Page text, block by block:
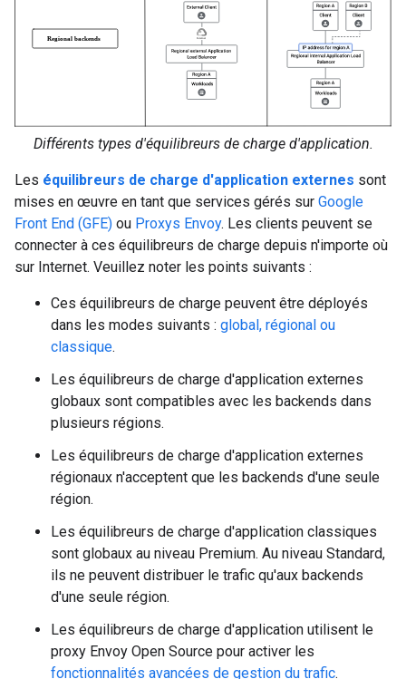
Différents types d'équilibreurs de charge d'application.
Les équilibreurs de charge d'application externes sont
mises en œuvre en tant que services gérés sur Google
Front End (GFE) ou Proxys Envoy. Les clients peuvent se
connecter à ces équilibreurs de charge depuis n'importe où
sur Internet. Veuillez noter les points suivants :
Ces équilibreurs de charge peuvent être déployés
dans les modes suivants : global, régional ou
classique.
Les équilibreurs de charge d'application externes
globaux sont compatibles avec les backends dans
plusieurs régions.
Les équilibreurs de charge d'application externes
régionaux n'acceptent que les backends d'une seule
région.
Les équilibreurs de charge d'application classiques
sont globaux au niveau Premium. Au niveau Standard,
ils ne peuvent distribuer le trafic qu'aux backends
d'une seule région.
Les équilibreurs de charge d'application utilisent le
proxy Envoy Open Source pour activer les
fonctionnalités avancées de gestion du trafic.